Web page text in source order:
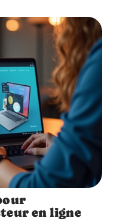
en ligne